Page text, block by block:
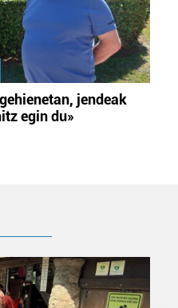
jendeak
egin du»